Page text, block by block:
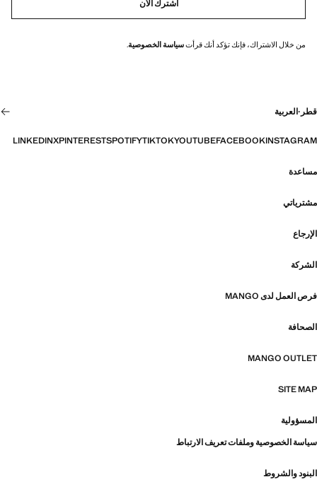
اشترك الأن
من خلال الاشتراك، فإنك تؤكد أنك قرأتسياسة الخصوصية.
قطر ·العربية
INSTAGRAM
FACEBOOK
YOUTUBE
TIKTOK
SPOTIFY
PINTEREST
X
LINKEDIN
مساعدة
مشترياتي
الإرجاع
الشركة
فرص العمل لدى MANGO
الصحافة
MANGO OUTLET
SITE MAP
المسؤولية
سياسة الخصوصية وملفات تعريف الارتباط
البنود والشروط